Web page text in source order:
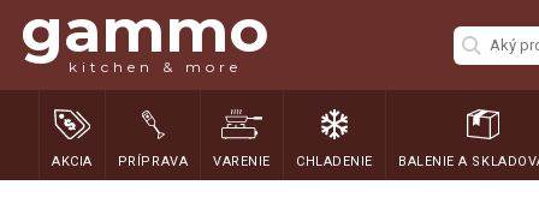
gammo
kitchen & more
AKCIA PRÍPRAVA VARENIE CHLADENIE BALENIE A